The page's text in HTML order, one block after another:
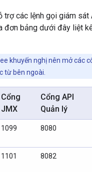
trợ các lệnh gọi giám
đơn bảng dưới đây liệt
khuyến nghị nên mở các
từ bên ngoài.
Cổng
JMX
Cổng API
Quản lý
1099 8080
1101 8082